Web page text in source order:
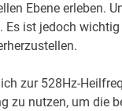
Ebene erleben.
Es ist jedoch
zur 528Hz-
zu nutzen, um die